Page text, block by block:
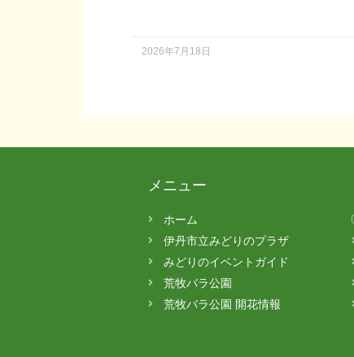
2026年7月18日
メニュー
ホーム
伊丹市立みどりのプラザ
みどりのイベントガイド
荒牧バラ公園
荒牧バラ公園 開花情報